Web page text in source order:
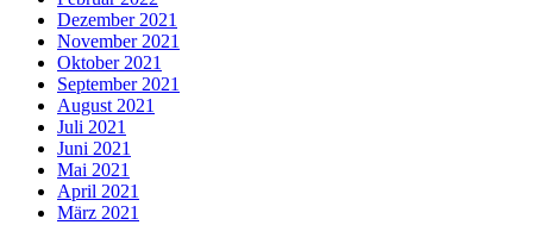
Dezember 2021
November 2021
Oktober 2021
September 2021
August 2021
Juli 2021
Juni 2021
Mai 2021
April 2021
März 2021